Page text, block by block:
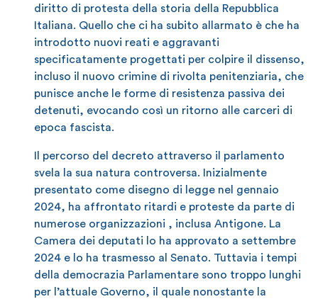
diritto di protesta della storia della Repubblica
Italiana. Quello che ci ha subito allarmato è che ha
introdotto nuovi reati e aggravanti
specificatamente progettati per colpire il dissenso,
incluso il nuovo crimine di rivolta penitenziaria, che
punisce anche le forme di resistenza passiva dei
detenuti, evocando così un ritorno alle carceri di
epoca fascista.
Il percorso del decreto attraverso il parlamento
svela la sua natura controversa. Inizialmente
presentato come disegno di legge nel gennaio
2024, ha affrontato ritardi e proteste da parte di
numerose organizzazioni , inclusa Antigone. La
Camera dei deputati lo ha approvato a settembre
2024 e lo ha trasmesso al Senato. Tuttavia i tempi
della democrazia Parlamentare sono troppo lunghi
per l’attuale Governo, il quale nonostante la